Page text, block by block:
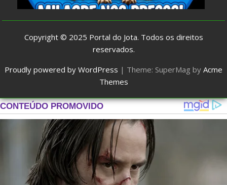
Copyright © 2025 Portal do Jota. Todos os direitos
reservados.
Proudly powered by WordPress | Theme: SuperMag by Acme
Themes